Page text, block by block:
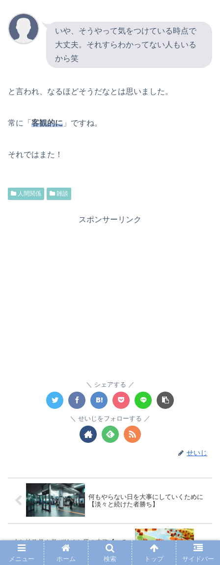
いや、そうやって気をつけている時点で
大丈夫。それすらわかってない人もいる
から笑
と言われ、なるほどそうだなとは思いました。
常に「 客観的に 」ですね。
それではまた！
人間関係 雑談
スポンサーリンク
シェアする
せいじをフォローする
せいじ
何もやらない日を大事にしていくために
【淡々と続けた者勝ち】
少し地政学を学び始めた男の末路【いろ
んな知識を得る楽しさ】
メニュー
ホーム 検索 トップ サイドバー